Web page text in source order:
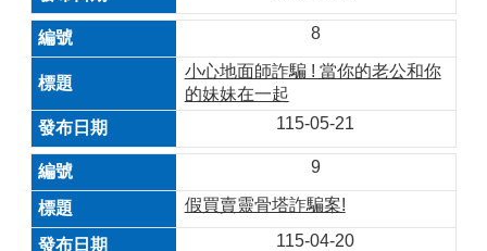
8
小心地面師詐騙 ! 當你的老公和你
的妹妹在一起
115-05-21
9
假買賣靈骨塔詐騙案!
115-04-20